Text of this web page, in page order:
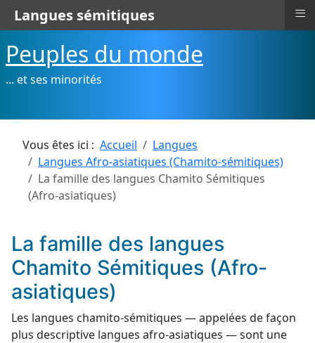
Peuples du monde
... et ses minorités
Vous êtes ici : Accueil
Langues
Langues Afro-asiatiques (Chamito-sémitiques)
La famille des langues Chamito Sémitiques
(Afro-asiatiques)
La famille des langues
Chamito Sémitiques (Afro-
asiatiques)
Les langues chamito-sémitiques — appelées de façon
plus descriptive langues afro-asiatiques — sont une
Langues sémitiques ≡